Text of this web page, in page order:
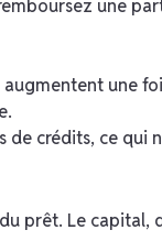
une
une
de crédits, ce qui
prêt. Le capital,